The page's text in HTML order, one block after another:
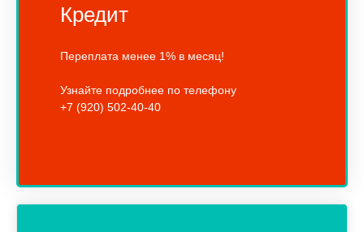
Кредит
Переплата менее 1% в месяц!
Узнайте подробнее по телефону
+7 (920) 502-40-40